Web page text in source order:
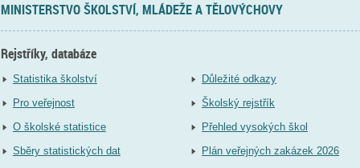
MINISTERSTVO ŠKOLSTVÍ, MLÁDEŽE A TĚLOVÝCHOVY
Rejstříky, databáze
Statistika školství
Pro veřejnost
O školské statistice
Sběry statistických dat
Důležité odkazy
Školský rejstřík
Přehled vysokých škol
Plán veřejných zakázek 2026